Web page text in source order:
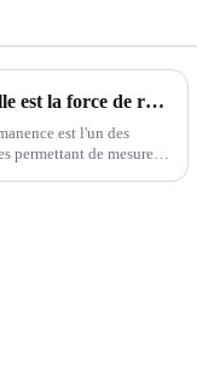
Quelle est la force de rétention du connecteur
est l'un des
permettant de mesurer